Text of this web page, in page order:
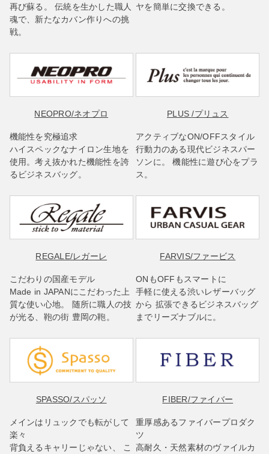
再び蘇る。 伝統を生かした職人
魂で、新たなカバン作りへの挑
戦。
ヤを簡単に交換できる。
NEOPRO/ネオプロ
機能性を究極追求
ハイスペックなナイロン生地を
使用。考え抜かれた機能性を誇
るビジネスバッグ。
PLUS/プリュス
アクティブなON/OFFスタイル
行動力のある現代ビジネスパー
ソンに。 機能性に遊び心をプラ
ス。
REGALE/レガーレ
こだわりの国産モデル
Made in JAPANにこだわった上
質な使い心地。 随所に職人の技
が光る、鞄の街 豊岡の鞄。
FARVIS/ファービス
ONもOFFもスマートに
手軽に使える渋いレザーバッグ
から 拡張できるビジネスバッグ
までリーズナブルに。
SPASSO/スパッソ
メインはリュックでも転がして
楽々
背負えるキャリーじゃない、 こ
FIBER/ファイバー
重厚感あるファイバープロダク
ツ
高耐久・天然素材のヴァイルカ